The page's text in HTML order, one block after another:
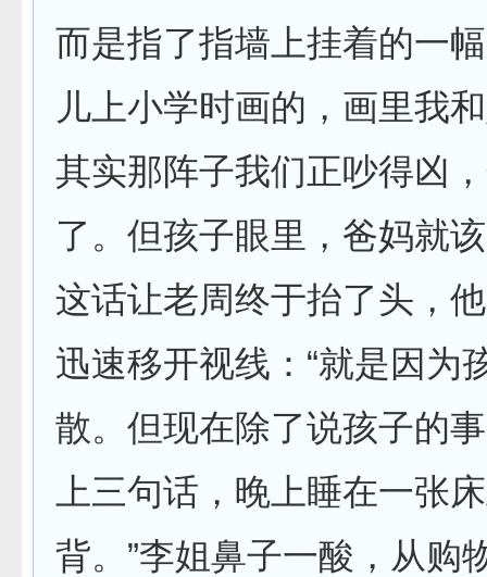
而是指了指墙上挂着的一
儿上小学时画的，画里我
其实那阵子我们正吵得凶
了。但孩子眼里，爸妈就
这话让老周终于抬了头，
迅速移开视线：“就是因为
散。但现在除了说孩子的
上三句话，晚上睡在一张
背。”李姐鼻子一酸，从购